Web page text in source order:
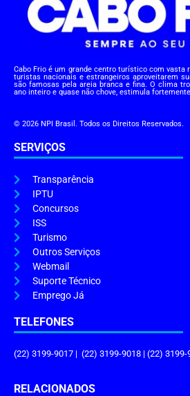
Cabo Frio é um grande centro turístico com vasta
turistas nacionais e estrangeiros aproveitarem
são famosas pela areia branca e fina. O clima
ano inteiro e quase não chove, estimula
© 2026 NPI Brasil. Todos os Direitos Reservados.
SERVIÇOS
Transparência
IPTU
Concursos
ISS
Turismo
Outros Serviços
Webmail
Suporte Técnico
Emprego Já
TELEFONES
(22) 3199-9017 | (22) 3199-9018 | (22) 3199-
RELACIONADOS